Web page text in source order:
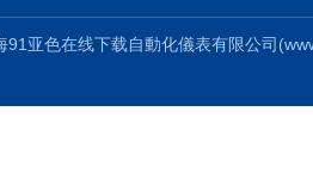
91亚色在线下载自動化儀表有限公司